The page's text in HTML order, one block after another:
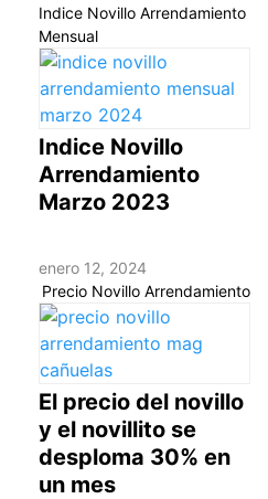
Indice Novillo Arrendamiento
Mensual
Indice Novillo
Arrendamiento
Marzo 2023
enero 12, 2024
Precio Novillo Arrendamiento
El precio del novillo
y el novillito se
desploma 30% en
un mes